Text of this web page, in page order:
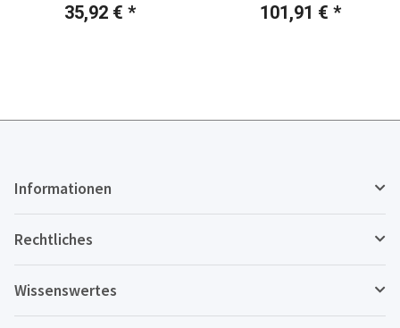
35,92 € * 101,91 € *
Informationen
Rechtliches
Wissenswertes